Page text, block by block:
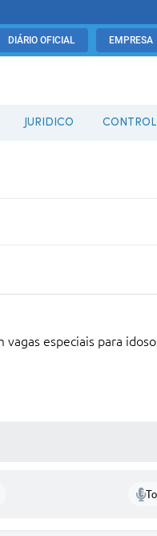
DIÁRIO OFICIAL EMPRESA
JURIDICO
especiais para